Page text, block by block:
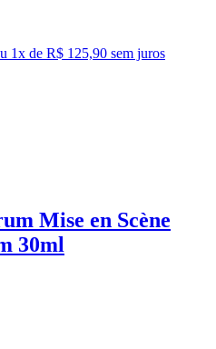
1x de R$ 125,90 sem juros
Mise en Scène
30ml